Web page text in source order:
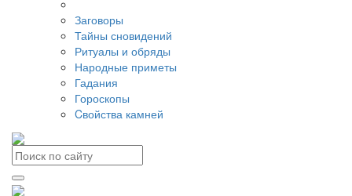
Заговоры
Тайны сновидений
Ритуалы и обряды
Народные приметы
Гадания
Гороскопы
Cвойства камней